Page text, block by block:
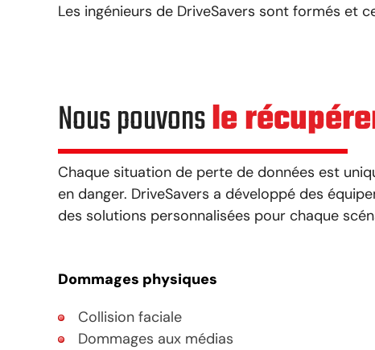
Les ingénieurs de DriveSavers sont formés et
Nous pouvonsle
Chaque situation de perte de données est
en danger. DriveSavers a développé des
des solutions personnalisées pour chaque
Dommages physiques
Collision faciale
Dommages aux médias